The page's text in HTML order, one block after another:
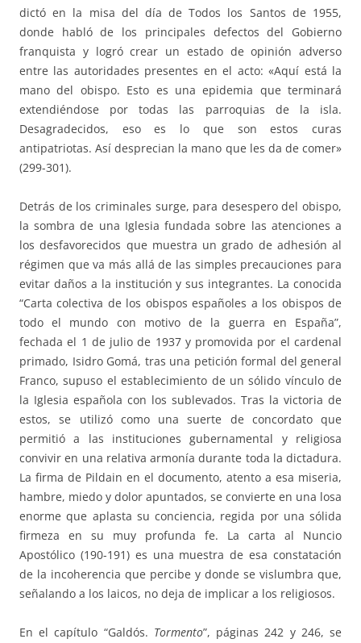
dictó en la misa del día de Todos los Santos de 1955,
donde habló de los principales defectos del Gobierno
franquista y logró crear un estado de opinión adverso
entre las autoridades presentes en el acto: «Aquí está la
mano del obispo. Esto es una epidemia que terminará
extendiéndose por todas las parroquias de la isla.
Desagradecidos, eso es lo que son estos curas
antipatriotas. Así desprecian la mano que les da de comer»
(299-301).
Detrás de los criminales surge, para desespero del obispo,
la sombra de una Iglesia fundada sobre las atenciones a
los desfavorecidos que muestra un grado de adhesión al
régimen que va más allá de las simples precauciones para
evitar daños a la institución y sus integrantes. La conocida
“Carta colectiva de los obispos españoles a los obispos de
todo el mundo con motivo de la guerra en España”,
fechada el 1 de julio de 1937 y promovida por el cardenal
primado, Isidro Gomá, tras una petición formal del general
Franco, supuso el establecimiento de un sólido vínculo de
la Iglesia española con los sublevados. Tras la victoria de
estos, se utilizó como una suerte de concordato que
permitió a las instituciones gubernamental y religiosa
convivir en una relativa armonía durante toda la dictadura.
La firma de Pildain en el documento, atento a esa miseria,
hambre, miedo y dolor apuntados, se convierte en una losa
enorme que aplasta su conciencia, regida por una sólida
firmeza en su muy profunda fe. La carta al Nuncio
Apostólico (190-191) es una muestra de esa constatación
de la incoherencia que percibe y donde se vislumbra que,
señalando a los laicos, no deja de implicar a los religiosos.
En el capítulo “Galdós. Tormento”, páginas 242 y 246, se